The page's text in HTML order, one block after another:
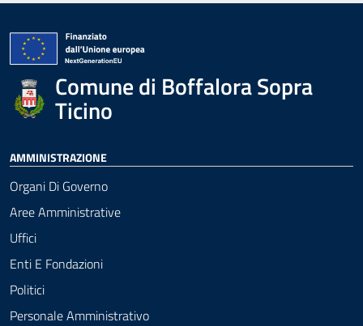
Comune di Boffalora Sopra
Ticino
AMMINISTRAZIONE
Organi Di Governo
Aree Amministrative
Uffici
Enti E Fondazioni
Politici
Personale Amministrativo